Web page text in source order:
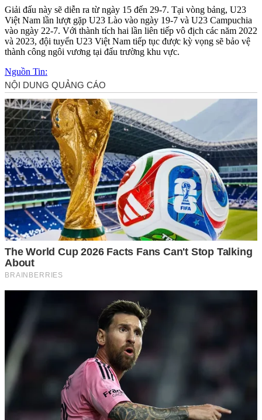
Giải đấu này sẽ diễn ra từ ngày 15 đến 29-7. Tại vòng bảng, U23
Việt Nam lần lượt gặp U23 Lào vào ngày 19-7 và U23 Campuchia
vào ngày 22-7. Với thành tích hai lần liên tiếp vô địch các năm 2022
và 2023, đội tuyển U23 Việt Nam tiếp tục được kỳ vọng sẽ bảo vệ
thành công ngôi vương tại đấu trường khu vực.
Nguồn Tin: